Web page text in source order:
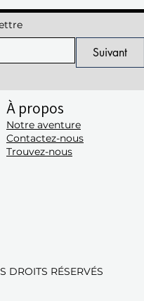
Suivant
À propos
Notre aventure
Contactez-nous
Trouvez-nous
DROITS RÉSERVÉS